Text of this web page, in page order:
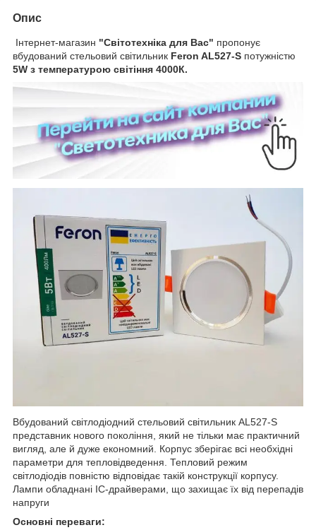
Опис
Інтернет-магазин "Світотехніка для Вас" пропонує
вбудований стельовий світильник Feron AL527-S потужністю
5W з температурою світіння 4000К.
Вбудований світлодіодний стельовий світильник AL527-S
представник нового покоління, який не тільки має практичний
вигляд, але й дуже економний. Корпус зберігає всі необхідні
параметри для тепловідведення. Тепловий режим
світлодіодів повністю відповідає такій конструкції корпусу.
Лампи обладнані IC-драйверами, що захищає їх від перепадів
напруги
Основні переваги: